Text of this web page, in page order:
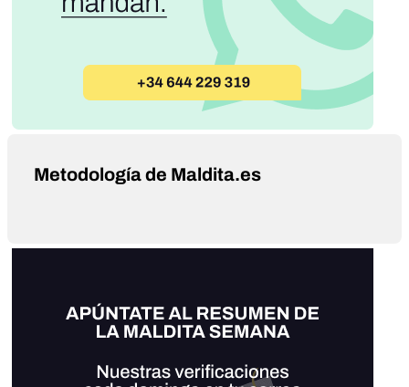
Metodología de Maldita.es